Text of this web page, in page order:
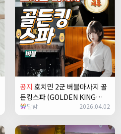
공지 호치민 2군 버블마사지 골
든킹스파 (GOLDEN KING
SPA)
달밤 2026.04.02